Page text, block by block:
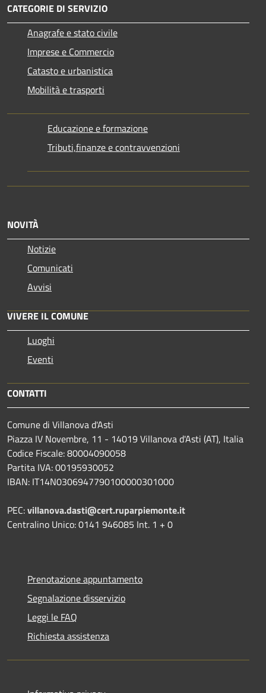
CATEGORIE DI SERVIZIO
Anagrafe e stato civile
Imprese e Commercio
Catasto e urbanistica
Mobilità e trasporti
Educazione e formazione
Tributi,finanze e contravvenzioni
NOVITÀ
Notizie
Comunicati
Avvisi
VIVERE IL COMUNE
Luoghi
Eventi
CONTATTI
Comune di Villanova d'Asti
Piazza IV Novembre, 11 - 14019 Villanova d'Asti (AT), Italia
Codice Fiscale: 80004090058
Partita IVA: 00195930052
IBAN: IT14N0306947790100000301000
PEC:villanova.dasti@cert.ruparpiemonte.it
Centralino Unico: 0141 946085 Int. 1 + 0
Prenotazione appuntamento
Segnalazione disservizio
Leggi le FAQ
Richiesta assistenza